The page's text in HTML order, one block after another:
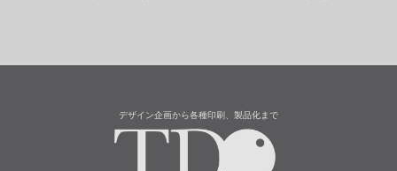
デザイン企画から各種印刷、製品化まで